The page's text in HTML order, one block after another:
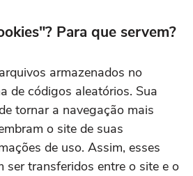
Para que servem?
armazenados no
de códigos aleatórios. Sua
tornar a navegação mais
o site de suas
de uso. Assim, esses
ser transferidos entre o site e o